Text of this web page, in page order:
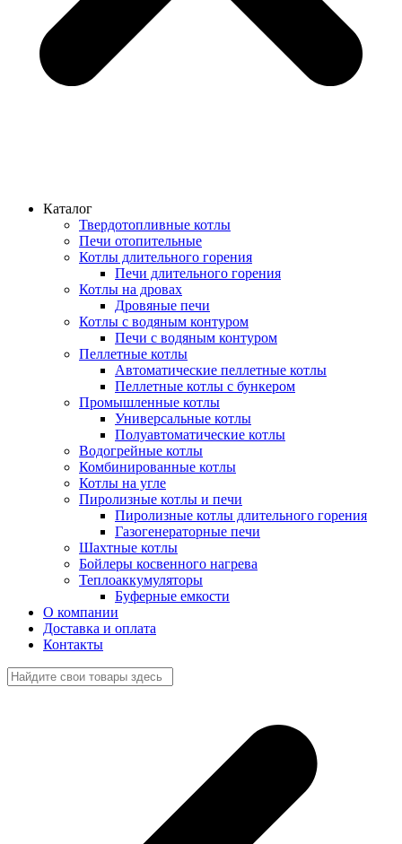
Каталог
Твердотопливные котлы
Печи отопительные
Котлы длительного горения
Печи длительного горения
Котлы на дровах
Дровяные печи
Котлы с водяным контуром
Печи с водяным контуром
Пеллетные котлы
Автоматические пеллетные котлы
Пеллетные котлы с бункером
Промышленные котлы
Универсальные котлы
Полуавтоматические котлы
Водогрейные котлы
Комбинированные котлы
Котлы на угле
Пиролизные котлы и печи
Пиролизные котлы длительного горения
Газогенераторные печи
Шахтные котлы
Бойлеры косвенного нагрева
Теплоаккумуляторы
Буферные емкости
О компании
Доставка и оплата
Контакты